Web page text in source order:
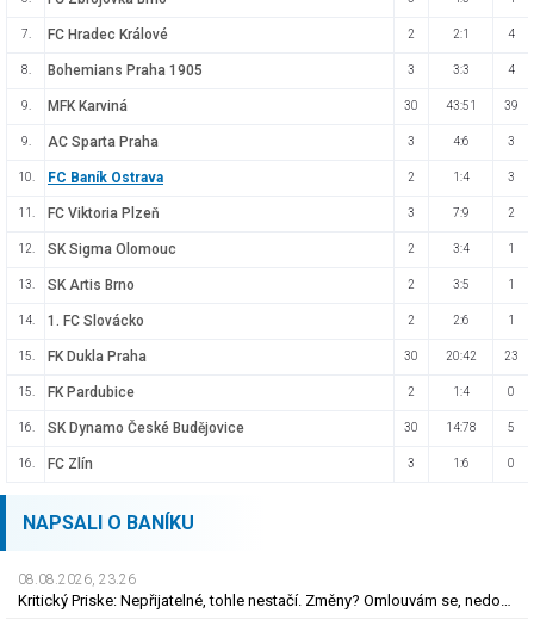
7. FC Hradec Králové 2 2:1 4
8. Bohemians Praha 1905 3 3:3 4
9. MFK Karviná 30 43:51 39
9. AC Sparta Praha 3 4:6 3
10. FC Baník Ostrava 2 1:4 3
11. FC Viktoria Plzeň 3 7:9 2
12. SK Sigma Olomouc 2 3:4 1
13. SK Artis Brno 2 3:5 1
14. 1. FC Slovácko 2 2:6 1
15. FK Dukla Praha 30 20:42 23
15. FK Pardubice 2 1:4 0
16. SK Dynamo České Budějovice 30 14:78 5
16. FC Zlín 3 1:6 0
NAPSALI O BANÍKU
08.08.2026, 23.26
Kritický Priske: Nepřijatelné, tohle nestačí. Změny? Omlouvám se, nedokážu odpovědět